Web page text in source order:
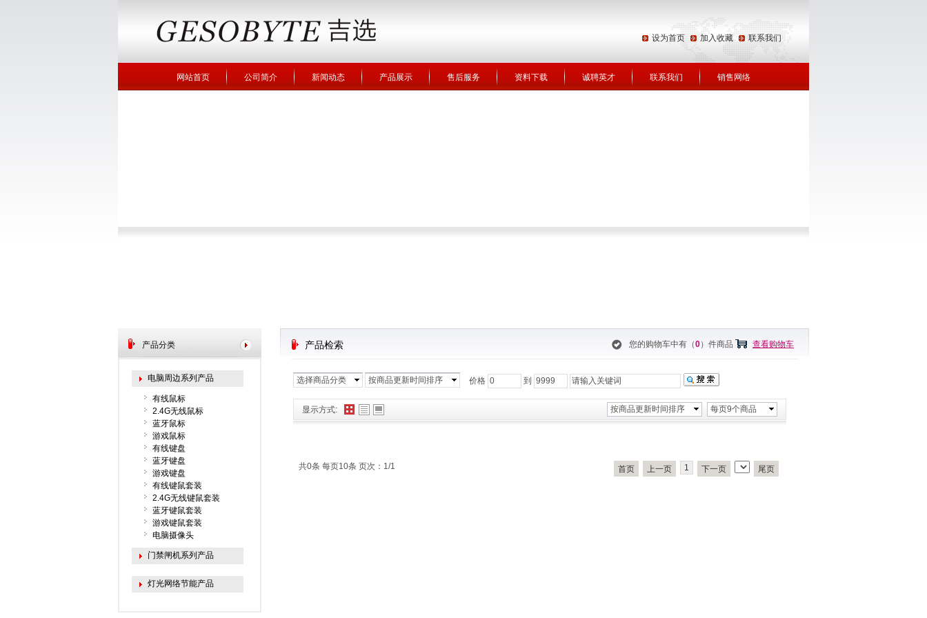
设为首页 加入收藏 联系我们
网站首页 公司简介 新闻动态 产品展示 售后服务 资料下载 诚聘英才 联系我们 销售网络
按商品更新时间排序 每页9个商品
显示方式:
共0条 每页10条 页次：1/1 首页 上一页 1 下一页 尾页
产品检索 您的购物车中有（0）件商品 查看购物车
产品分类
电脑周边系列产品
有线鼠标
2.4G无线鼠标
蓝牙鼠标
游戏鼠标
有线键盘
蓝牙键盘
游戏键盘
有线键鼠套装
2.4G无线键鼠套装
蓝牙键鼠套装
游戏键鼠套装
电脑摄像头
门禁闸机系列产品
灯光网络节能产品
选择商品分类 按商品更新时间排序 价格 到